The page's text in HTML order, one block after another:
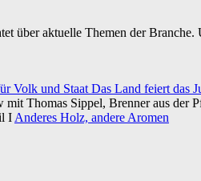
über aktuelle Themen der
Volk und Staat Das Land feiert das
Thomas Sippel, Brenner aus der
I Anderes Holz, andere Aromen